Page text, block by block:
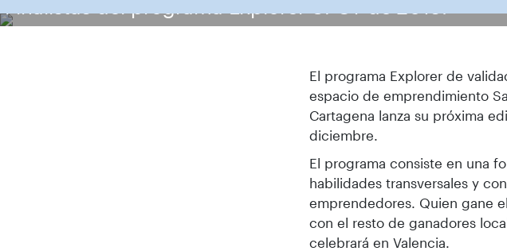
El programa Explorer de
espacio de emprendimiento
Cartagena lanza su próxima
diciembre.
El programa consiste en una
habilidades transversales y
emprendedores. Quien gane
con el resto de ganadores
celebrará en Valencia.